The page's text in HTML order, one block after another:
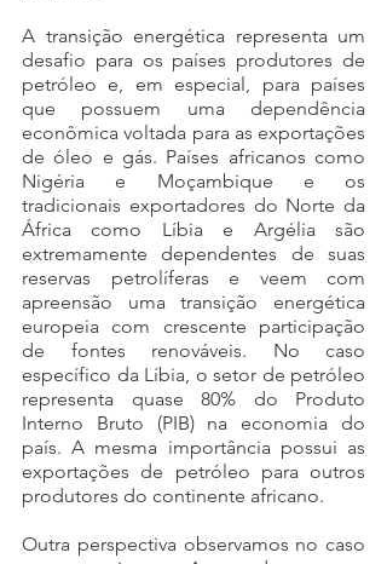
A transição energética representa um
desafio para os países produtores de
petróleo e, em especial, para países
que possuem uma dependência
econômica voltada para as exportações
de óleo e gás. Países africanos como
Nigéria e Moçambique e os
tradicionais exportadores do Norte da
África como Líbia e Argélia são
extremamente dependentes de suas
reservas petrolíferas e veem com
apreensão uma transição energética
europeia com crescente participação
de fontes renováveis. No caso
específico da Líbia, o setor de petróleo
representa quase 80% do Produto
Interno Bruto (PIB) na economia do
país. A mesma importância possui as
exportações de petróleo para outros
produtores do continente africano.
Outra perspectiva observamos no caso